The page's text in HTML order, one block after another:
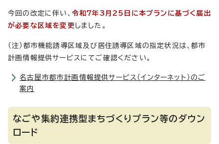
今回の改定に伴い、 令和7年3月25日に本プランに基づく届出
が必要な区域を変更 しました。
（注）都市機能誘導区域及び居住誘導区域の指定状況は、都市
計画情報提供サービスにてご確認ください。
名古屋市都市計画情報提供サービス（インターネット）のご
案内
なごや集約連携型まちづくりプラン等のダウン
ロード